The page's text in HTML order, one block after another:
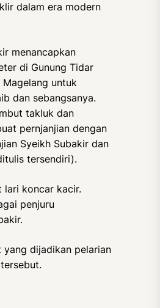
dalam era modern
menancapkan
di Gunung Tidar
untuk
dan sebangsanya.
takluk dan
pernjanjian dengan
Syeikh Subakir dan
tersendiri).
lari koncar kacir.
penjuru
dijadikan pelarian